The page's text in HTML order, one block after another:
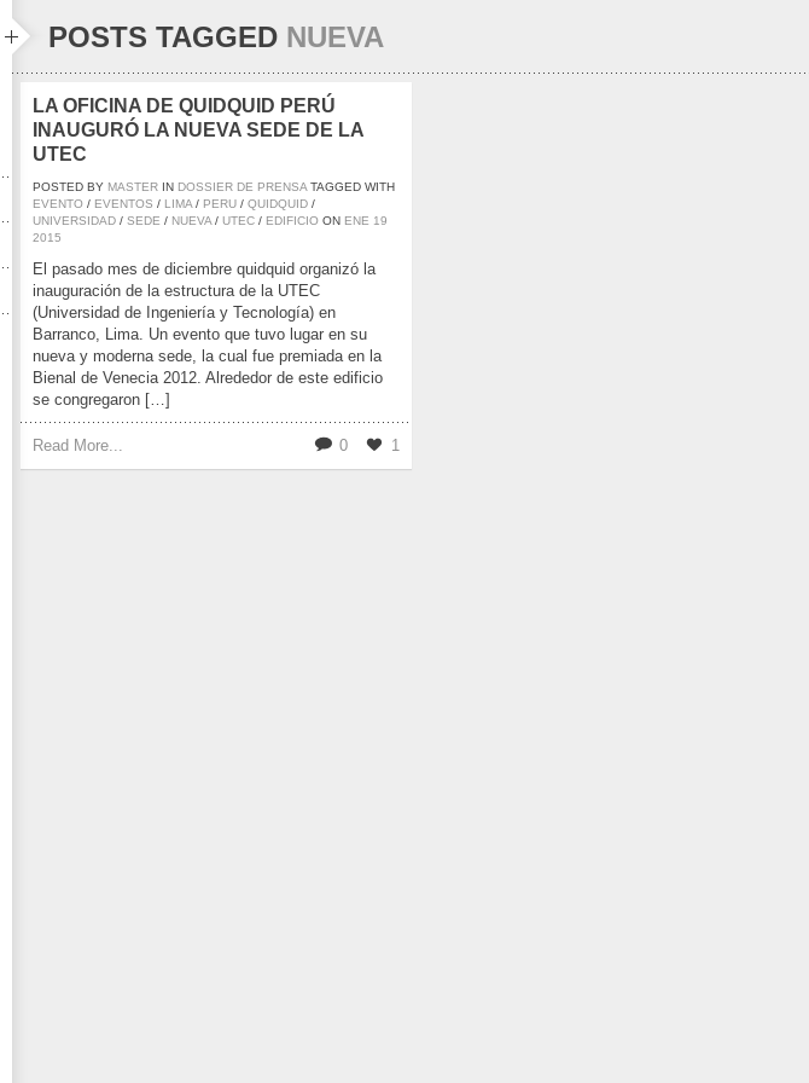
POSTS TAGGED NUEVA
LA OFICINA DE QUIDQUID PERÚ
INAUGURÓ LA NUEVA SEDE DE LA
UTEC
POSTED BY MASTER IN DOSSIER DE PRENSA TAGGED WITH
EVENTO / EVENTOS / LIMA / PERU / QUIDQUID /
UNIVERSIDAD / SEDE / NUEVA / UTEC / EDIFICIO ON ENE 19
2015
El pasado mes de diciembre quidquid organizó la
inauguración de la estructura de la UTEC
(Universidad de Ingeniería y Tecnología) en
Barranco, Lima. Un evento que tuvo lugar en su
nueva y moderna sede, la cual fue premiada en la
Bienal de Venecia 2012. Alrededor de este edificio
se congregaron […]
Read More... 0 1